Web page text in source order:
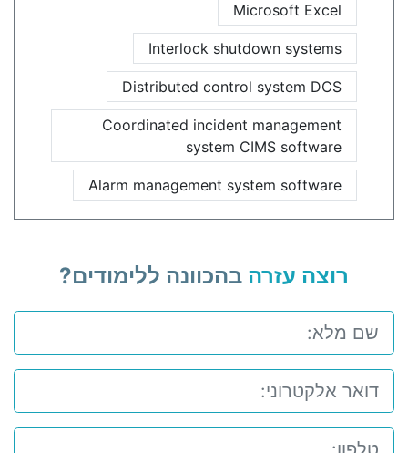
Microsoft Excel
Interlock shutdown systems
Distributed control system DCS
Coordinated incident management
system CIMS software
Alarm management system software
רוצה עזרה בהכוונה ללימודים?